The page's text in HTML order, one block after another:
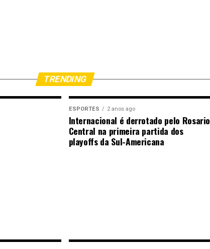
TRENDING
ESPORTES 2 anos ago
Internacional é derrotado pelo Rosario
Central na primeira partida dos
playoffs da Sul-Americana